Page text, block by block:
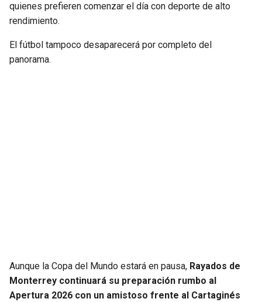
quienes prefieren comenzar el día con deporte de alto
rendimiento.
El fútbol tampoco desaparecerá por completo del
panorama.
Aunque la Copa del Mundo estará en pausa, Rayados de
Monterrey continuará su preparación rumbo al
Apertura 2026 con un amistoso frente al Cartaginés